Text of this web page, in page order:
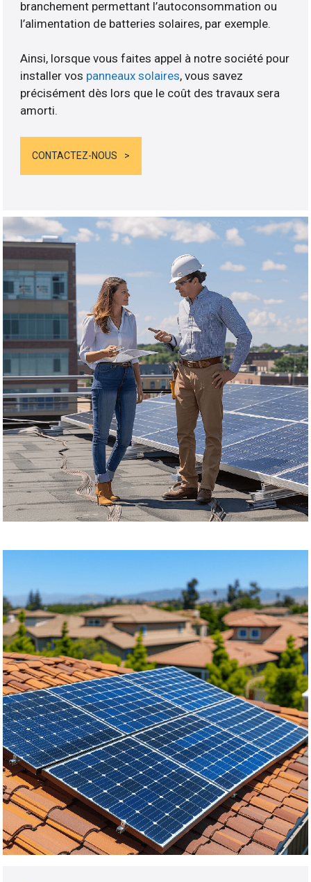
branchement permettant l’autoconsommation ou
l’alimentation de batteries solaires, par exemple.
Ainsi, lorsque vous faites appel à notre société pour
installer vos panneaux solaires, vous savez
précisément dès lors que le coût des travaux sera
amorti.
CONTACTEZ-NOUS